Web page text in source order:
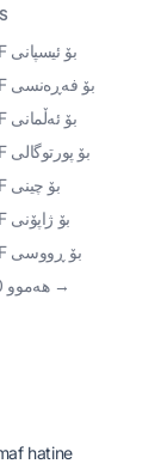
وەرگێڕانی PDF بۆ ئیسپانی
وەرگێڕانی PDF بۆ فەڕەنسی
وەرگێڕانی PDF بۆ ئەڵمانی
وەرگێڕانی PDF بۆ پورتوگالی
وەرگێڕانی PDF بۆ چینی
وەرگێڕانی PDF بۆ ژاپۆنی
وەرگێڕانی PDF بۆ ڕووسی
هەموو 120+ زمانەکان →
hatine